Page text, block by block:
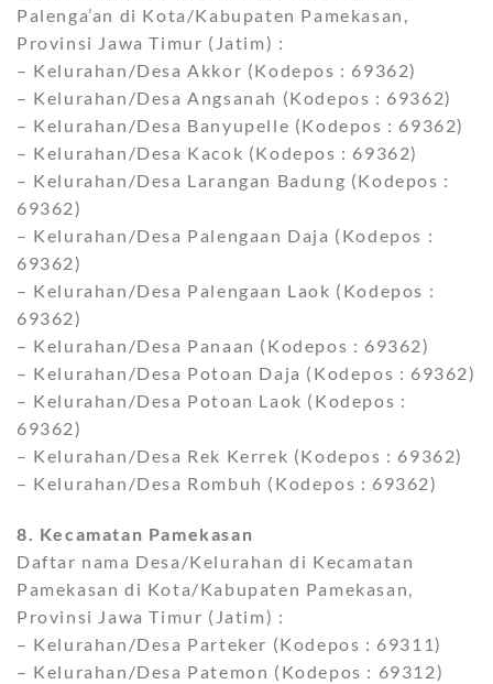
Palenga’an di Kota/Kabupaten Pamekasan,
Provinsi Jawa Timur (Jatim) :
– Kelurahan/Desa Akkor (Kodepos : 69362)
– Kelurahan/Desa Angsanah (Kodepos : 69362)
– Kelurahan/Desa Banyupelle (Kodepos : 69362)
– Kelurahan/Desa Kacok (Kodepos : 69362)
– Kelurahan/Desa Larangan Badung (Kodepos :
69362)
– Kelurahan/Desa Palengaan Daja (Kodepos :
69362)
– Kelurahan/Desa Palengaan Laok (Kodepos :
69362)
– Kelurahan/Desa Panaan (Kodepos : 69362)
– Kelurahan/Desa Potoan Daja (Kodepos : 69362)
– Kelurahan/Desa Potoan Laok (Kodepos :
69362)
– Kelurahan/Desa Rek Kerrek (Kodepos : 69362)
– Kelurahan/Desa Rombuh (Kodepos : 69362)
8. Kecamatan Pamekasan
Daftar nama Desa/Kelurahan di Kecamatan
Pamekasan di Kota/Kabupaten Pamekasan,
Provinsi Jawa Timur (Jatim) :
– Kelurahan/Desa Parteker (Kodepos : 69311)
– Kelurahan/Desa Patemon (Kodepos : 69312)